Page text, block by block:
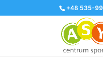
+48 535-